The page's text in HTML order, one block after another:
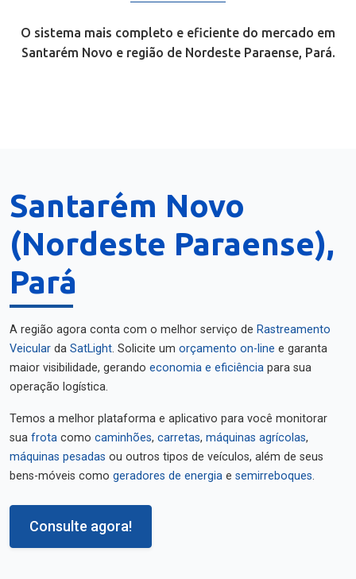
O sistema mais completo e eficiente do mercado em
Santarém Novo e região de Nordeste Paraense, Pará.
Santarém Novo
(Nordeste Paraense),
Pará
A região agora conta com o melhor serviço de Rastreamento
Veicular da SatLight. Solicite um orçamento on-line e garanta
maior visibilidade, gerando economia e eficiência para sua
operação logística.
Temos a melhor plataforma e aplicativo para você monitorar
sua frota como caminhões, carretas, máquinas agrícolas,
máquinas pesadas ou outros tipos de veículos, além de seus
bens-móveis como geradores de energia e semirreboques.
Consulte agora!